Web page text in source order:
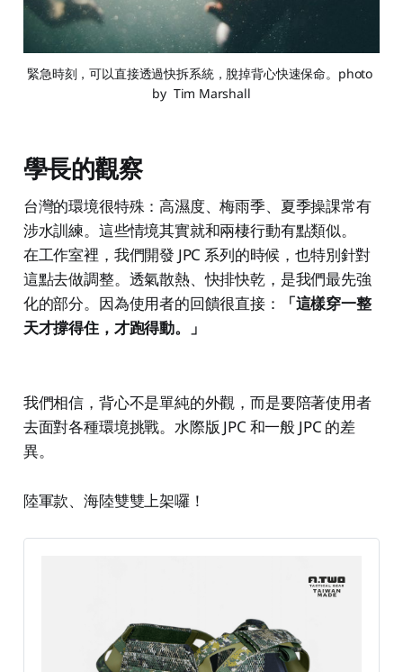
緊急時刻，可以直接透過快拆系統，脫掉背心快速保命。photo
by Tim Marshall
學長的觀察
台灣的環境很特殊：高濕度、梅雨季、夏季操課常有
涉水訓練。這些情境其實就和兩棲行動有點類似。
在工作室裡，我們開發 JPC 系列的時候，也特別針對
這點去做調整。透氣散熱、快排快乾，是我們最先強
化的部分。因為使用者的回饋很直接：
「這樣穿一整
天才撐得住，才跑得動。」
我們相信，背心不是單純的外觀，而是要陪著使用者
去面對各種環境挑戰。水際版 JPC 和一般 JPC 的差
異。
陸軍款、海陸雙雙上架囉！